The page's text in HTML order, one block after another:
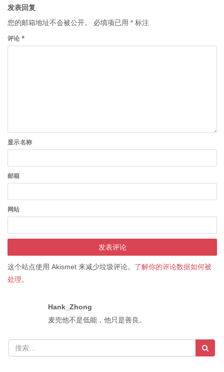
发表回复
您的邮箱地址不会被公开。
必填项已用 * 标注
评论*
显示名称
邮箱
网站
这个站点使用 Akismet 来减少垃圾评论。 了解你的评论数据如何被
处理。
Hank_Zhong
麦兜他不是低能，他只是善良。